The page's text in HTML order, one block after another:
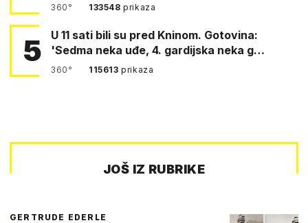
360° 133548prikaza
5
U 11 sati bili su pred Kninom. Gotovina:
'Sedma neka uđe, 4. gardijska neka g…
360° 115613prikaza
JOŠ IZ RUBRIKE
GERTRUDE EDERLE